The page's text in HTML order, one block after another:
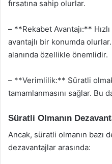
fırsatına sahip olurlar.
– **Rekabet Avantajı:**
avantajlı bir konumda
alanında özellikle önemlidir.
– **Verimlilik:** Süratli
tamamlanmasını sağlar. Bu
Süratli Olmanın
Ancak, süratli olmanın bazı
dezavantajlar arasında: